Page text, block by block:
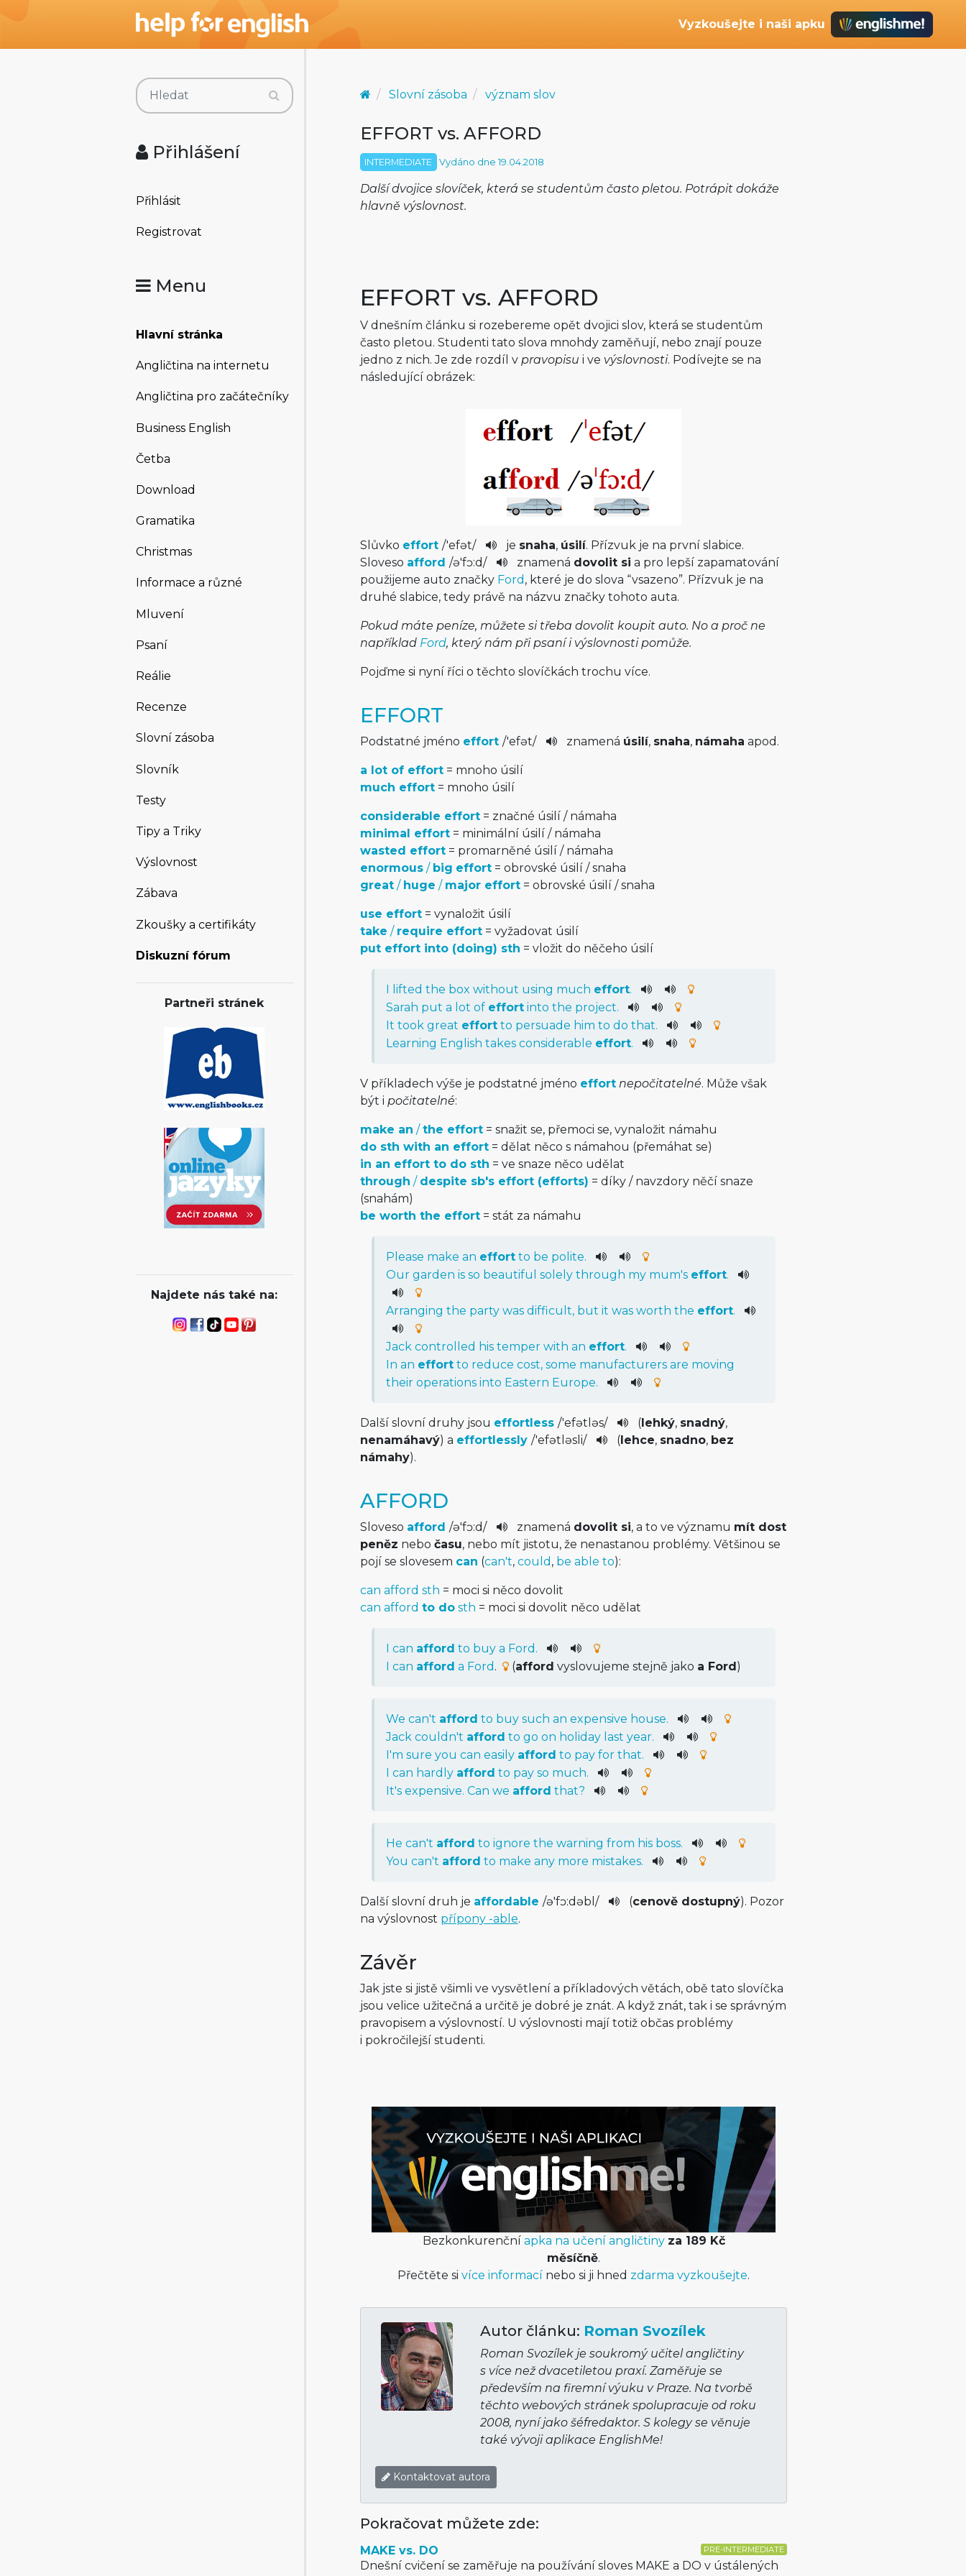
Vyzkoušejte i naši apku
Přihlášení
Přihlásit
Registrovat
Menu
Hlavní stránka
Angličtina na internetu
Angličtina pro začátečníky
Business English
Četba
Download
Gramatika
Christmas
Informace a různé
Mluvení
Psaní
Reálie
Recenze
Slovní zásoba
Slovník
Testy
Tipy a Triky
Výslovnost
Zábava
Zkoušky a certifikáty
Diskuzní fórum
Partneři stránek
Najdete nás také na:
Slovní zásoba význam slov
EFFORT vs. AFFORD
INTERMEDIATE Vydáno dne 19.04.2018
Další dvojice slovíček, která se studentům často pletou. Potrápit dokáže
hlavně výslovnost.
EFFORT vs. AFFORD
V dnešním článku si rozebereme opět dvojici slov, která se studentům
často pletou. Studenti tato slova mnohdy zaměňují, nebo znají pouze
jedno z nich. Je zde rozdíl v pravopisu i ve výslovnosti. Podívejte se na
následující obrázek:
Slůvko effort /'efət/ je snaha, úsilí. Přízvuk je na první slabice.
Sloveso afford /ə'fɔ:d/ znamená dovolit si a pro lepší zapamatování
použijeme auto značky Ford , které je do slova “vsazeno”. Přízvuk je na
druhé slabice, tedy právě na názvu značky tohoto auta.
Pokud máte peníze, můžete si třeba dovolit koupit auto. No a proč ne
například Ford, který nám při psaní i výslovnosti pomůže.
Pojďme si nyní říci o těchto slovíčkách trochu více.
EFFORT
Podstatné jméno effort /'efət/ znamená úsilí, snaha, námaha apod.
a lot of effort= mnoho úsilí
much effort= mnoho úsilí
considerable effort= značné úsilí / námaha
minimal effort= minimální úsilí / námaha
wasted effort= promarněné úsilí / námaha
enormous/ big effort= obrovské úsilí / snaha
great/ huge / major effort= obrovské úsilí / snaha
use effort= vynaložit úsilí
take / require effort= vyžadovat úsilí
put effort into (doing) sth = vložit do něčeho úsilí
I lifted the box without using much effort.
Sarah put a lot of effort into the project.
It took great effort to persuade him to do that.
Learning English takes considerable effort.
V příkladech výše je podstatné jméno effort nepočitatelné. Může však
být i počitatelné:
make an /the effort= snažit se, přemoci se, vynaložit námahu
do sth with an effort= dělat něco s námahou (přemáhat se)
in an effort to do sth = ve snaze něco udělat
through / despite sb's effort (efforts) = díky / navzdory něčí snaze
(snahám)
be worth the effort= stát za námahu
Please make an effort to be polite.
Our garden is so beautiful solely through my mum's effort.
Arranging the party was difficult, but it was worth the effort.
Jack controlled his temper with an effort.
In an effort to reduce cost, some manufacturers are moving
their operations into Eastern Europe.
Další slovní druhy jsou effortless /'efətləs/ (lehký, snadný,
nenamáhavý) a effortlessly /'efətləs­li/ (lehce, snadno, bez
námahy).
AFFORD
Sloveso afford /ə'fɔ:d/ znamená dovolit si, a to ve významu mít dost
peněz nebo času, nebo mít jistotu, že nenastanou problémy. Většinou se
pojí se slovesem can (can't, could , be able to):
can afford sth = moci si něco dovolit
can afford to dosth = moci si dovolit něco udělat
I can afford to buy a Ford.
I can afford a Ford . (afford vyslovujeme stejně jako a Ford)
We can't afford to buy such an expensive house.
Jack could n't afford to go on holiday last year.
I'm sure you can easily afford to pay for that.
I can hardly afford to pay so much.
It's expensive. Can we afford that?
He can't afford to ignore the warning from his boss.
You can't afford to make any more mistakes.
Další slovní druh je affordable /ə'fɔ:dəb­l / (cenově dostupný). Pozor
na výslovnost přípony -able.
Závěr
Jak jste si jistě všimli ve vysvětlení a příkladových větách, obě tato slovíčka
jsou velice užitečná a určitě je dobré je znát. A když znát, tak i se správným
pravopisem a výslovností. U výslovnosti mají totiž občas problémy
i pokročilejší studenti.
Bezkonkurenční apka na učení angličtiny za 189 Kč
měsíčně.
Přečtěte sivíce informací nebo si ji hned zdarma vyzkoušejte.
Autor článku: Roman Svozílek
Roman Svozílek je soukromý učitel angličtiny
s více než dvacetiletou praxí. Zaměřuje se
především na firemní výuku v Praze. Na tvorbě
těchto webových stránek spolupracuje od roku
2008, nyní jako šéfredaktor. S kolegy se věnuje
také vývoji aplikace EnglishMe!
Kontaktovat autora
Pokračovat můžete zde:
PRE-INTERMEDIATE
MAKE vs. DO
Dnešní cvičení se zaměřuje na používání sloves MAKE a DO v ústálených